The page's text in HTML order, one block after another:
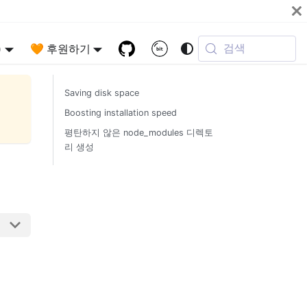
🧡 후원하기 검색
Saving disk space
Boosting installation speed
평탄하지 않은 node_modules 디렉토
리 생성